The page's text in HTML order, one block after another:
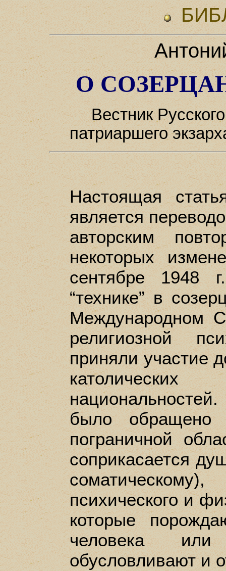
О
Вестник
патриаршего
Настоящая
является
авторским
некоторых
сентябре 1948
“технике” в
Международном
религиозной
приняли участие
католических
было обращено
пограничной
соприкасается
психического и
которые
человека
обусловливают и